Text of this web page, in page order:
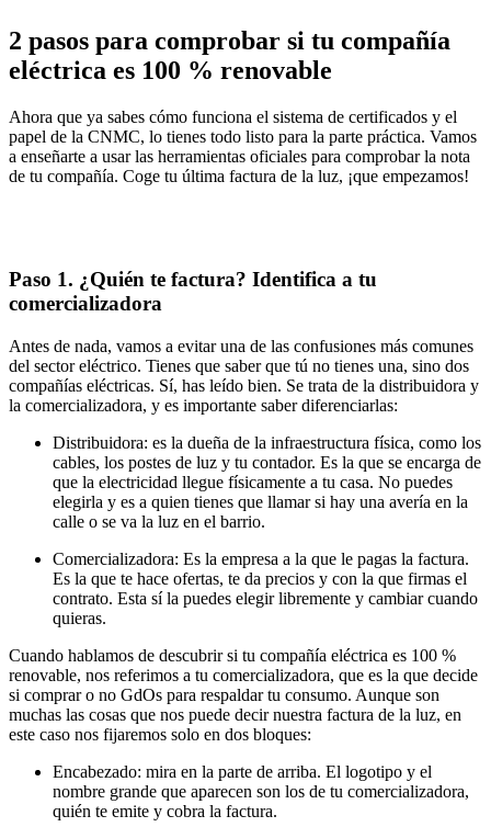
2 pasos para comprobar si tu compañía
eléctrica es 100 % renovable
Ahora que ya sabes cómo funciona el sistema de certificados y el
papel de la CNMC, lo tienes todo listo para la parte práctica. Vamos
a enseñarte a usar las herramientas oficiales para comprobar la nota
de tu compañía. Coge tu última factura de la luz, ¡que empezamos!
Paso 1. ¿Quién te factura? Identifica a tu
comercializadora
Antes de nada, vamos a evitar una de las confusiones más comunes
del sector eléctrico. Tienes que saber que tú no tienes una, sino dos
compañías eléctricas. Sí, has leído bien. Se trata de la distribuidora y
la comercializadora, y es importante saber diferenciarlas:
Distribuidora: es la dueña de la infraestructura física, como los
cables, los postes de luz y tu contador. Es la que se encarga de
que la electricidad llegue físicamente a tu casa. No puedes
elegirla y es a quien tienes que llamar si hay una avería en la
calle o se va la luz en el barrio.
Comercializadora: Es la empresa a la que le pagas la factura.
Es la que te hace ofertas, te da precios y con la que firmas el
contrato. Esta sí la puedes elegir libremente y cambiar cuando
quieras.
Cuando hablamos de descubrir si tu compañía eléctrica es 100 %
renovable, nos referimos a tu comercializadora, que es la que decide
si comprar o no GdOs para respaldar tu consumo. Aunque son
muchas las cosas que nos puede decir nuestra factura de la luz, en
este caso nos fijaremos solo en dos bloques:
Encabezado: mira en la parte de arriba. El logotipo y el
nombre grande que aparecen son los de tu comercializadora,
quién te emite y cobra la factura.